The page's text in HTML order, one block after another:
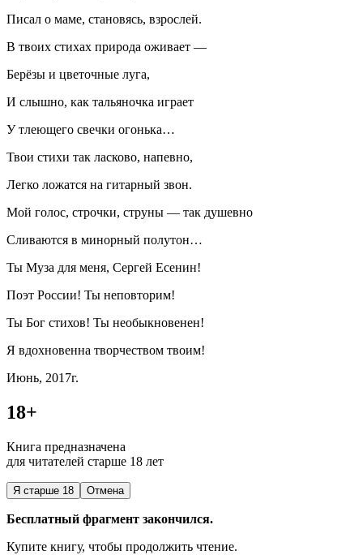
Писал о маме, становясь, взрослей.
В твоих стихах природа оживает —
Берёзы и цветочные луга,
И слышно, как тальяночка играет
У тлеющего свечки огонька…
Твои стихи так ласково, напевно,
Легко ложатся на гитарный звон.
Мой голос, строчки, струны — так душевно
Сливаются в минорный полутон…
Ты Муза для меня, Сергей Есенин!
Поэт России! Ты неповторим!
Ты Бог стихов! Ты необыкновенен!
Я вдохновенна творчеством твоим!
Июнь, 2017г.
18+
Книга предназначена
для читателей старше 18 лет
Я старше 18 Отмена
Бесплатный фрагмент закончился.
Купите книгу, чтобы продолжить чтение.